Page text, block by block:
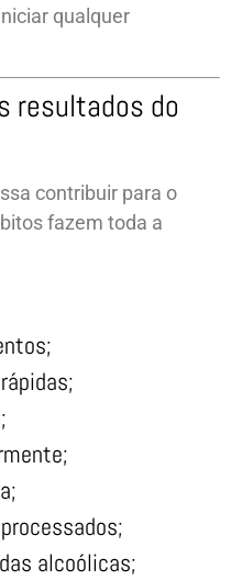
qualquer
resultados do
contribuir para o
fazem toda a
alcoólicas;